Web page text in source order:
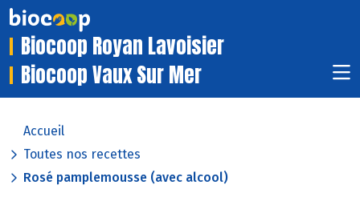
Biocoop Royan Lavoisier
Biocoop Vaux Sur Mer
Accueil
Toutes nos recettes
Rosé pamplemousse (avec alcool)